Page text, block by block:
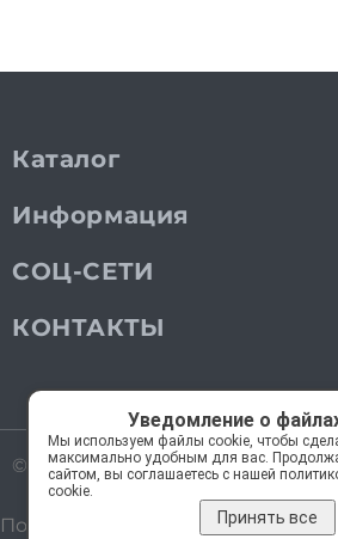
Каталог
Информация
СОЦ-СЕТИ
КОНТАКТЫ
© 2018—2026 Мос Люстры.Все
Политика обработки
Уведомление о
Мы используем файлы cookie, чтобы
максимально удобным для вас.
сайтом, вы соглашаетесь с нашей
cookie.
Принять все